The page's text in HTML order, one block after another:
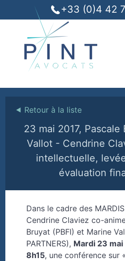
+33 (0)4 42
⯇ Retour à la liste
23 mai 2017,
Vallot - Cendrine
intellectuelle,
évaluation
Dans le cadre des MARDIS
Cendrine Claviez co-
Bruyat (PBFI) et Marine
PARTNERS), Mardi 23
8h15, une conférence sur